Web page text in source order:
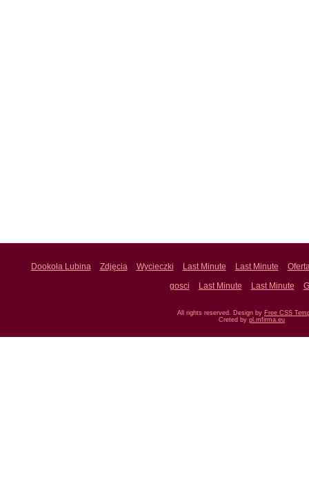
Dookoła Lubina Zdjęcia Wycieczki Last Minute Last Minute
gosci
Last Minute Last Minute
All rights reserved. Design by Free CSS
Creted by pl.mfirma.eu